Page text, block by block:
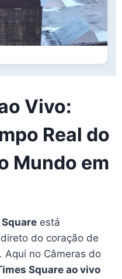
Vivo:
Real do
Mundo em
está
do coração de
Aqui no Câmeras do
Square ao vivo